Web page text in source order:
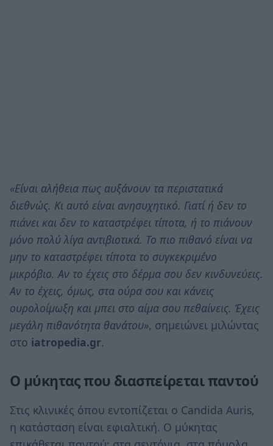
«Είναι αλήθεια πως αυξάνουν τα περιστατικά
διεθνώς. Κι αυτό είναι ανησυχητικό. Γιατί ή δεν το
πιάνει και δεν το καταστρέφει τίποτα, ή το πιάνουν
μόνο πολύ λίγα αντιβιοτικά. Το πιο πιθανό είναι να
μην το καταστρέφει τίποτα το συγκεκριμένο
μικρόβιο. Αν το έχεις στο δέρμα σου δεν κινδυνεύεις.
Αν το έχεις, όμως, στα ούρα σου και κάνεις
ουρολοίμωξη και μπει στο αίμα σου πεθαίνεις. Έχεις
μεγάλη πιθανότητα θανάτου», σημειώνει μιλώντας
στο iatropedia.gr.
Ο μύκητας που διασπείρεται παντού
Στις κλινικές όπου εντοπίζεται ο Candida Auris,
η κατάσταση είναι εφιαλτική. Ο μύκητας